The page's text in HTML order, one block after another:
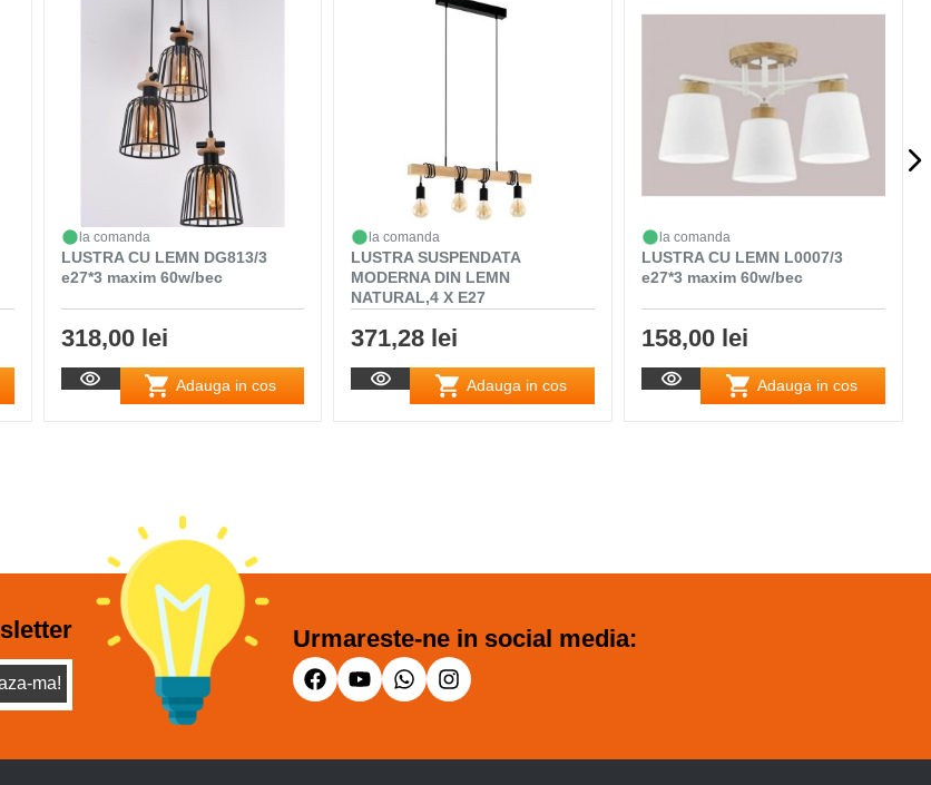
la comanda
LUSTRA CU LEMN DG813/3
e27*3 maxim 60w/bec
318,00 lei
Adauga in cos
la comanda
LUSTRA SUSPENDATA
MODERNA DIN LEMN
NATURAL,4 X E27
371,28 lei
Adauga in cos
la comanda
LUSTRA CU LEMN L0007/3
e27*3 maxim 60w/bec
158,00 lei
Adauga in cos
ma!
Urmareste-ne in social media: